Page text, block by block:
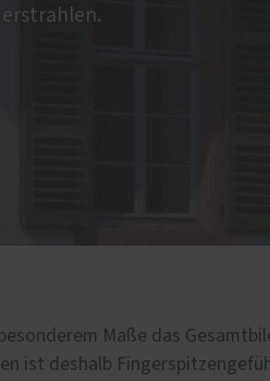
erstrahlen.
Maße das
ist deshalb